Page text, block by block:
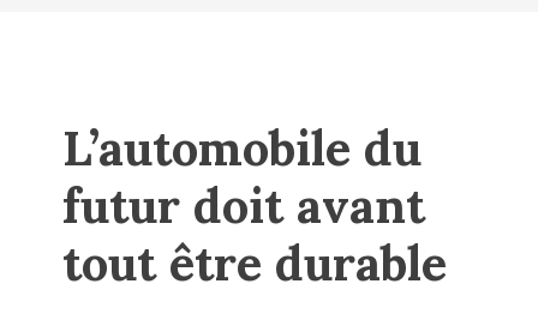
L’automobile du
futur doit avant
tout être durable